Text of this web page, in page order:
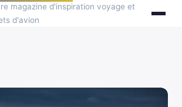
magazine d'inspiration voyage et
d'avion